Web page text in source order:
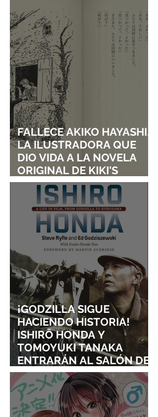
ENTRARÁN AL SALÓN DE
LA FAMA DE LOS EFECTOS
VISUALES
FALLECE AKIKO HAYASHI,
LA ILUSTRADORA QUE
DIO VIDA A LA NOVELA
ORIGINAL DE KIKI'S
DELIVERY SERVICE
¡GODZILLA SIGUE
HACIENDO HISTORIA!
ISHIRŌ HONDA Y
TOMOYUKI TANAKA
ENTRARÁN AL SALÓN DE
LA FAMA DE LOS EFECTOS
VISUALES